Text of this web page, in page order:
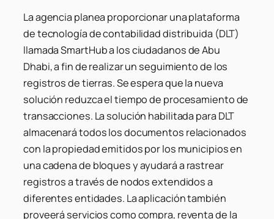
La agencia planea proporcionar una plataforma
de tecnología de contabilidad distribuida (DLT)
llamada SmartHub a los ciudadanos de Abu
Dhabi, a fin de realizar un seguimiento de los
registros de tierras. Se espera que la nueva
solución reduzca el tiempo de procesamiento de
transacciones. La solución habilitada para DLT
almacenará todos los documentos relacionados
con la propiedad emitidos por los municipios en
una cadena de bloques y ayudará a rastrear
registros a través de nodos extendidos a
diferentes entidades. La aplicación también
proveerá servicios como compra, reventa de la